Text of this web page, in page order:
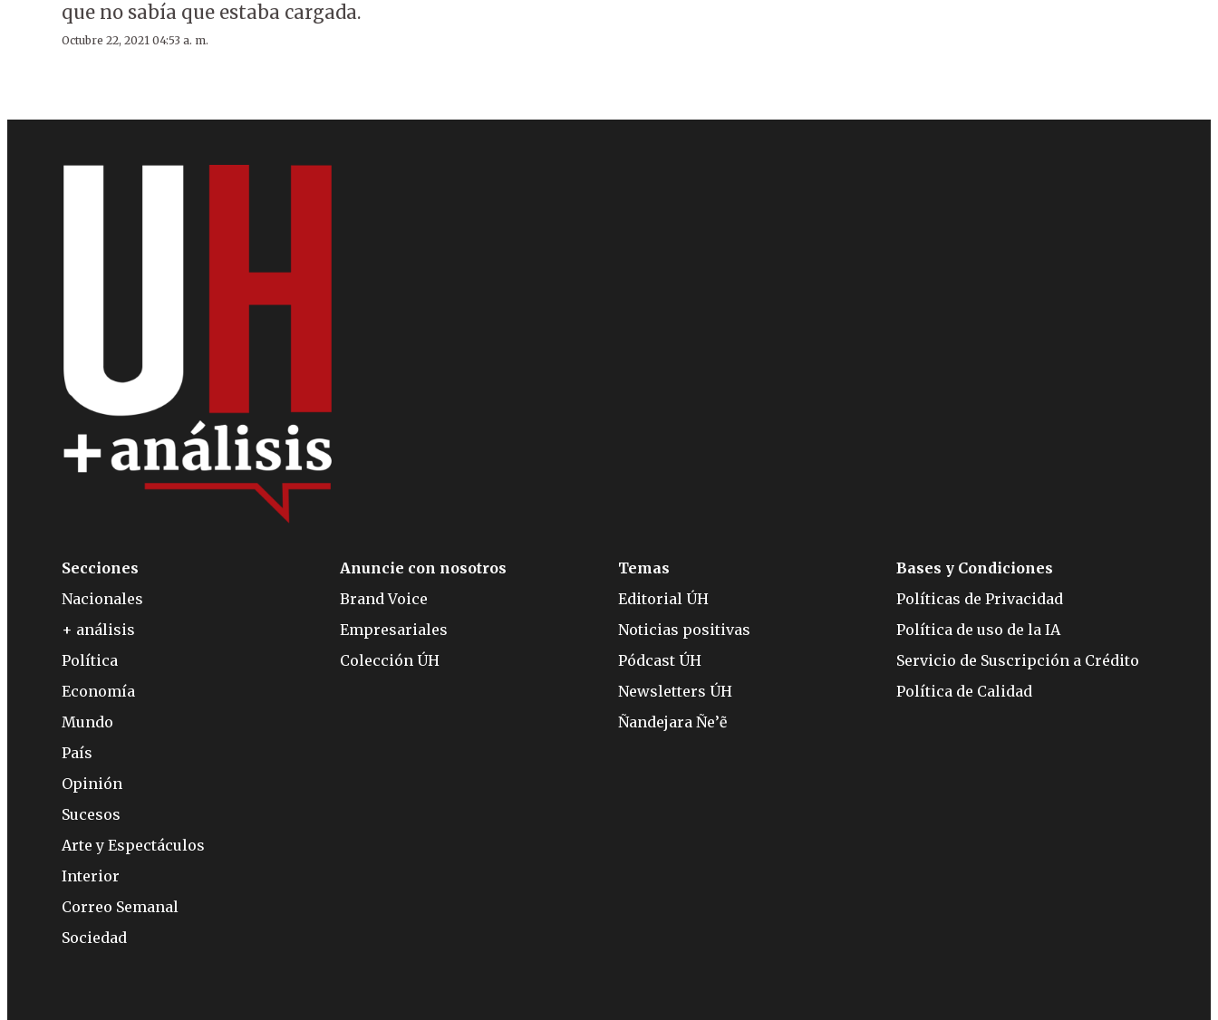
que no sabía que estaba cargada.
Octubre 22, 2021 04:53 a. m.
Secciones
Nacionales
+ análisis
Política
Economía
Mundo
País
Opinión
Sucesos
Arte y Espectáculos
Interior
Correo Semanal
Sociedad
Anuncie con nosotros
Brand Voice
Empresariales
Colección ÚH
Temas
Editorial ÚH
Noticias positivas
Pódcast ÚH
Newsletters ÚH
Ñandejara Ñe’ẽ
Bases y Condiciones
Políticas de Privacidad
Política de uso de la IA
Servicio de Suscripción a Crédito
Política de Calidad